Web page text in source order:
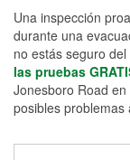
Una inspección
durante una
no estás seguro
las pruebas
Jonesboro Road
posibles problemas